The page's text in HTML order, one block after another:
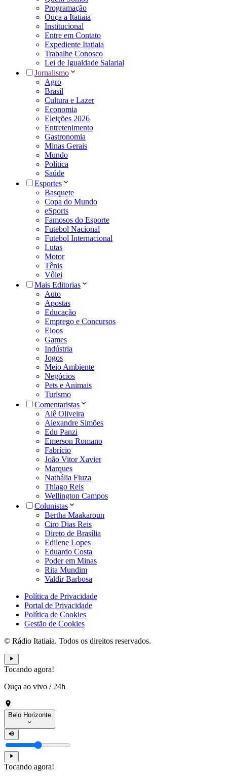
Programação
Ouça a Itatiaia
Institucional
Entre em Contato
Expediente Itatiaia
Trabalhe Conosco
Lei de Igualdade Salarial
Jornalismo
Agro
Brasil
Cultura e Lazer
Economia
Eleições 2026
Entretenimento
Gastronomia
Minas Gerais
Mundo
Política
Saúde
Esportes
Basquete
Copa do Mundo
eSports
Famosos do Esporte
Futebol Nacional
Futebol Internacional
Lutas
Motor
Tênis
Vôlei
Mais Editorias
Auto
Apostas
Educação
Emprego e Concursos
Eloos
Games
Indústria
Jogos
Meio Ambiente
Negócios
Pets e Animais
Turismo
Comentaristas
Alê Oliveira
Alexandre Simões
Edu Panzi
Emerson Romano
Fabrício
João Vitor Xavier
Marques
Nathália Fiuza
Thiago Reis
Wellington Campos
Colunistas
Bertha Maakaroun
Ciro Dias Reis
Direto de Brasília
Edilene Lopes
Eduardo Costa
Poder em Minas
Rita Mundim
Valdir Barbosa
Política de Privacidade
Portal de Privacidade
Política de Cookies
Gestão de Cookies
© Rádio Itatiaia. Todos os direitos reservados.
Tocando agora!
Ouça ao vivo /24h
Belo Horizonte
Tocando agora!